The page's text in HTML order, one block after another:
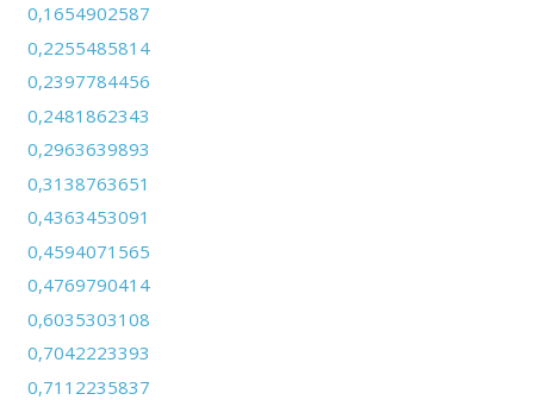
0,1654902587
0,2255485814
0,2397784456
0,2481862343
0,2963639893
0,3138763651
0,4363453091
0,4594071565
0,4769790414
0,6035303108
0,7042223393
0,7112235837